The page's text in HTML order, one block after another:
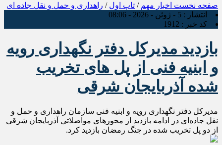
صفحه نخست اخبار مهم / تاپ اول / راهداری و حمل و نقل جاده ای
انتشار : 5 - ژوئن - 2026 - 08:06
کد خبر : 1912
بازدید مدیرکل دفتر نگهداری رویه
و ابنیه فنی از پل های تخریب
شده آذربایجان شرقی
مدیرکل دفتر نگهداری رویه و ابنیه فنی سازمان راهداری و حمل و
نقل جاده‌ای در ادامه بازدید از محورهای مواصلاتی آذربایجان شرقی
از دو‌ پل تخریب شده در جنگ رمضان بازدید کرد.